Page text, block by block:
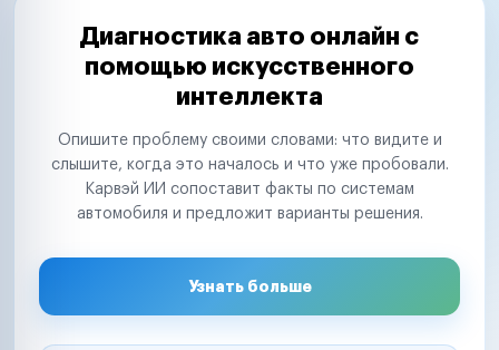
Диагностика авто онлайн с
помощью искусственного
интеллекта
Опишите проблему своими словами: что видите и
слышите, когда это началось и что уже пробовали.
Карвэй ИИ сопоставит факты по системам
автомобиля и предложит варианты решения.
Узнать больше